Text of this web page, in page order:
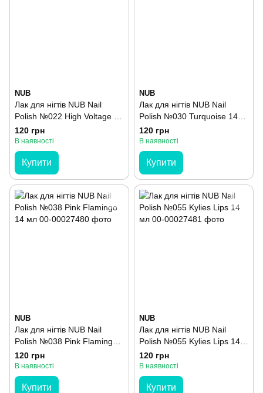
NUB
Лак для нігтів NUB Nail
Polish №022 High Voltage 14
мл
120 грн
В наявності
Купити
NUB
Лак для нігтів NUB Nail
Polish №030 Turquoise 14
мл
120 грн
В наявності
Купити
NUB
Лак для нігтів NUB Nail
Polish №038 Pink Flamingo
14 мл
120 грн
В наявності
Купити
NUB
Лак для нігтів NUB Nail
Polish №055 Kylies Lips 14
мл
120 грн
В наявності
Купити